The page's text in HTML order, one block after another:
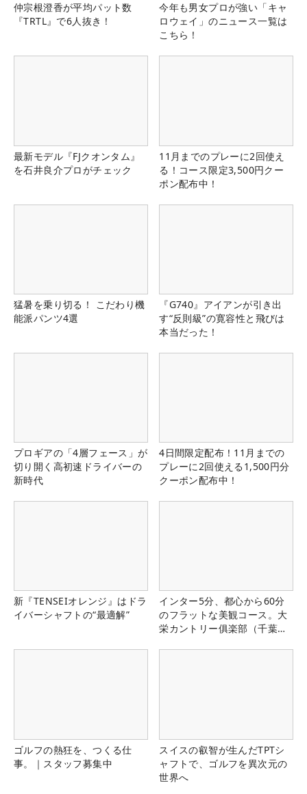
仲宗根澄香が平均パット数
『TRTL』で6人抜き！
今年も男女プロが強い「キャ
ロウェイ」のニュース一覧は
こちら！
最新モデル『FJクオンタム』
を石井良介プロがチェック
11月までのプレーに2回使え
る！コース限定3,500円クー
ポン配布中！
猛暑を乗り切る！ こだわり機
能派パンツ4選
『G740』アイアンが引き出
す“反則級”の寛容性と飛びは
本当だった！
プロギアの「4層フェース」が
切り開く高初速ドライバーの
新時代
4日間限定配布！11月までの
プレーに2回使える1,500円分
クーポン配布中！
新『TENSEIオレンジ』はドラ
イバーシャフトの“最適解”
インター5分、都心から60分
のフラットな美観コース。大
栄カントリー俱楽部（千葉
ゴルフの熱狂を、つくる仕
事。｜スタッフ募集中
スイスの叡智が生んだTPTシ
ャフトで、ゴルフを異次元の
世界へ